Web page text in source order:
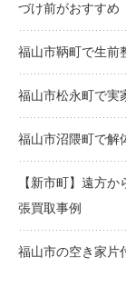
づけ前がおすすめ
福山市鞆町で生前
福山市松永町で実
福山市沼隈町で解
【新市町】遠方
張買取事例
福山市の空き家片